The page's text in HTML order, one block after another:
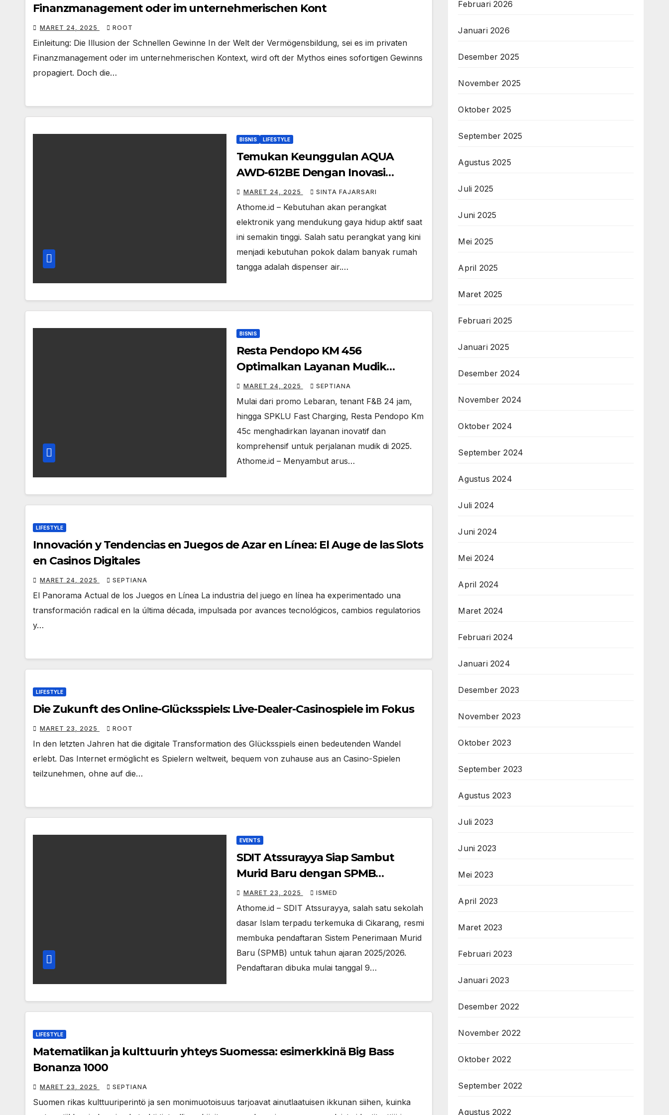
Finanzmanagement oder im unternehmerischen Kont
MARET 24, 2025 ROOT
Einleitung: Die Illusion der Schnellen Gewinne In der Welt der Vermögensbildung, sei es im privaten
Finanzmanagement oder im unternehmerischen Kontext, wird oft der Mythos eines sofortigen Gewinns
propagiert. Doch die…
BISNIS LIFESTYLE
Temukan Keunggulan AQUA
AWD-612BE Dengan Inovasi
Teknologi dalam Desain Stylish
MARET 24, 2025 SINTA FAJARSARI
Athome.id – Kebutuhan akan perangkat
elektronik yang mendukung gaya hidup aktif saat
ini semakin tinggi. Salah satu perangkat yang kini
menjadi kebutuhan pokok dalam banyak rumah
tangga adalah dispenser air.…
BISNIS
Resta Pendopo KM 456
Optimalkan Layanan Mudik
Lebaran 2025
MARET 24, 2025 SEPTIANA
Mulai dari promo Lebaran, tenant F&B 24 jam,
hingga SPKLU Fast Charging, Resta Pendopo Km
45c menghadirkan layanan inovatif dan
komprehensif untuk perjalanan mudik di 2025.
Athome.id – Menyambut arus…
LIFESTYLE
Innovación y Tendencias en Juegos de Azar en Línea: El Auge de las Slots
en Casinos Digitales
MARET 24, 2025 SEPTIANA
El Panorama Actual de los Juegos en Línea La industria del juego en línea ha experimentado una
transformación radical en la última década, impulsada por avances tecnológicos, cambios regulatorios
y…
LIFESTYLE
Die Zukunft des Online-Glücksspiels: Live-Dealer-Casinospiele im Fokus
MARET 23, 2025 ROOT
In den letzten Jahren hat die digitale Transformation des Glücksspiels einen bedeutenden Wandel
erlebt. Das Internet ermöglicht es Spielern weltweit, bequem von zuhause aus an Casino-Spielen
teilzunehmen, ohne auf die…
EVENTS
SDIT Atssurayya Siap Sambut
Murid Baru dengan SPMB
2025/2026
MARET 23, 2025 ISMED
Athome.id – SDIT Atssurayya, salah satu sekolah
dasar Islam terpadu terkemuka di Cikarang, resmi
membuka pendaftaran Sistem Penerimaan Murid
Baru (SPMB) untuk tahun ajaran 2025/2026.
Pendaftaran dibuka mulai tanggal 9…
LIFESTYLE
Matematiikan ja kulttuurin yhteys Suomessa: esimerkkinä Big Bass
Bonanza 1000
MARET 23, 2025 SEPTIANA
Suomen rikas kulttuuriperintö ja sen monimuotoisuus tarjoavat ainutlaatuisen ikkunan siihen, kuinka
Februari 2026
Januari 2026
Desember 2025
November 2025
Oktober 2025
September 2025
Agustus 2025
Juli 2025
Juni 2025
Mei 2025
April 2025
Maret 2025
Februari 2025
Januari 2025
Desember 2024
November 2024
Oktober 2024
September 2024
Agustus 2024
Juli 2024
Juni 2024
Mei 2024
April 2024
Maret 2024
Februari 2024
Januari 2024
Desember 2023
November 2023
Oktober 2023
September 2023
Agustus 2023
Juli 2023
Juni 2023
Mei 2023
April 2023
Maret 2023
Februari 2023
Januari 2023
Desember 2022
November 2022
Oktober 2022
September 2022
Agustus 2022